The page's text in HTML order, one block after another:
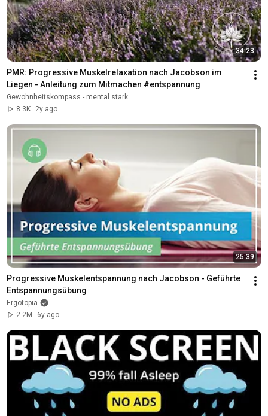
34:23
PMR: Progressive Muskelrelaxation nach Jacobson im
Liegen - Anleitung zum Mitmachen #entspannung
Gewohnheitskompass - mental stark
8.3K
2y ago
25:39
Progressive Muskelentspannung nach Jacobson - Geführte
Entspannungsübung
Ergotopia
2.2M
6y ago